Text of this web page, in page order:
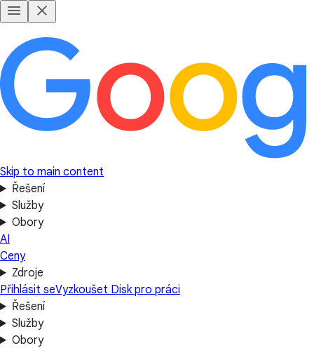
Skip to main content
Řešení
Služby
Obory
AI
Ceny
Zdroje
Přihlásit seVyzkoušet Disk pro práci
Řešení
Služby
Obory